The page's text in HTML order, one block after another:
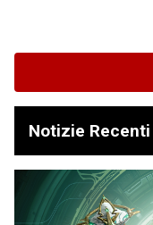
Notizie Recenti